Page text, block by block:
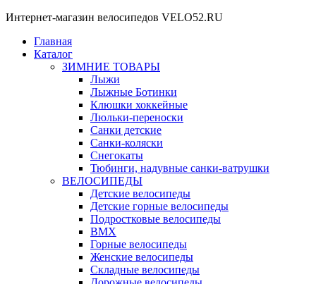
Интернет-магазин велосипедов VELO52.RU
Главная
Каталог
ЗИМНИЕ ТОВАРЫ
Лыжи
Лыжные Ботинки
Клюшки хоккейные
Люльки-переноски
Санки детские
Санки-коляски
Снегокаты
Тюбинги, надувные санки-ватрушки
ВЕЛОСИПЕДЫ
Детские велосипеды
Детские горные велосипеды
Подростковые велосипеды
BMX
Горные велосипеды
Женские велосипеды
Складные велосипеды